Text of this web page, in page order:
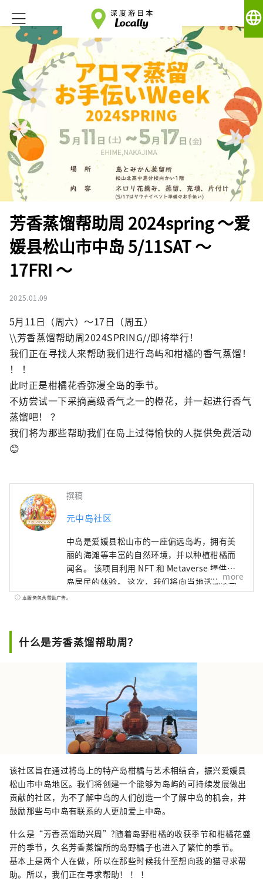
language
芳香蒸馏帮助周 2024spring ～爱
媛县松山市中岛 5/11SAT ～
17FRI ～
2025.01.09
5月11日（周六）～17日（周五）
\\芳香蒸馏帮助周2024SPRING//即将举行！
我们正在寻找人来帮助我们进行岛屿和柑橘的香气蒸馏！
！ ！
此时正是柑橘花香弥漫全岛的季节。
不妨尝试一下采摘高级香气之一的橙花，并一起进行香气
蒸馏吧！ ？
我们将为那些帮助我们在岛上过得愉快的人提供免费活动
😊
撰稿
元中岛社区
中岛是爱媛县松山市的一座偏远岛屿，拥有美
丽的海滩等丰富的自然环境，并以种植柑橘而
闻名。 该项目利用 NFT 和 Metaverse 提供中
岛居民的体验。 这次，我们将向当地活动参与
者和社区活动贡献者分发🍊Meta中岛居民卡
验，以及使用自己蒸馏的蒸馏水进行桑拿
Louryu体验。 让我们作为元中岛的居民，线上
线下一起努力吧！ 元中岛社区：
https://discord.com/invite/bgUrmXGm6d
官方网站：https://meta-iyokanjima.net
more
本服务包含赞助广告。
什么是芳香蒸馏帮助周？
该社区旨在通过将岛上的特产岛柑橘与艺术相结合，振兴爱媛县
松山市中岛地区。我们将创建一个能够为岛屿的可持续发展做出
贡献的社区，为不了解中岛的人们创造一个了解中岛的机会，并
鼓励那些与中岛有联系的人更加爱上中岛。
什么是“芳香蒸馏助兴周”?随着岛野柑橘的收获季节和柑橘花盛
开的季节，久名芳香蒸馏所的岛野橘子也进入了繁忙的季节。
基本上是两个人在做，所以在那些时候我什至想向我的猫寻求帮
助。所以，我们正在寻求帮助！ ！ ！